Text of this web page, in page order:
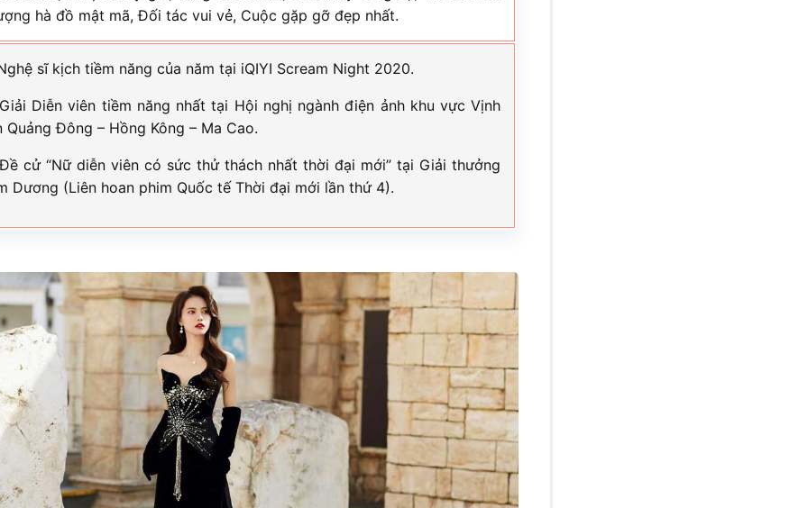
hà đồ mật mã, Đối tác vui vẻ, Cuộc gặp gỡ đẹp nhất.
sĩ kịch tiềm năng của năm tại iQIYI Scream Night 2020.
Diễn viên tiềm năng nhất tại Hội nghị ngành điện ảnh khu vực Vịnh
Quảng Đông – Hồng Kông – Ma Cao.
cử “Nữ diễn viên có sức thử thách nhất thời đại mới” tại Giải thưởng
Dương (Liên hoan phim Quốc tế Thời đại mới lần thứ 4).